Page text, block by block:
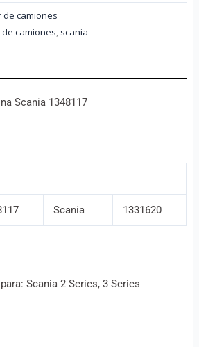
de camiones
camiones, scania
Scania 1348117
Scania 1331620
Scania 2 Series, 3 Series